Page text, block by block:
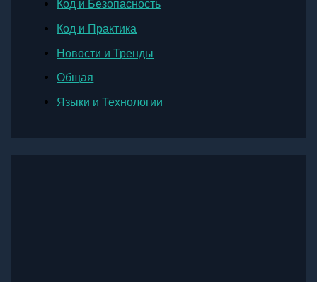
Код и Безопасность
Код и Практика
Новости и Тренды
Общая
Языки и Технологии